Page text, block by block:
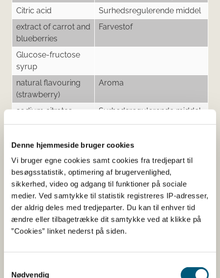
Denne hjemmeside bruger cookies
Vi bruger egne cookies samt cookies fra tredjepart til
besøgsstatistik, optimering af brugervenlighed,
sikkerhed, video og adgang til funktioner på sociale
medier. Ved samtykke til statistik registreres IP-adresser,
der aldrig deles med tredjeparter. Du kan til enhver tid
ændre eller tilbagetrække dit samtykke ved at klikke på
”Cookies” linket nederst på siden.
Nødvendig
Citric acid
Surhedsregulerende middel
extract of carrot and
blueberries
Farvestof
Glucose-fructose
syrup
natural flavouring
(strawberry)
Aroma
sodium citrates
Surhedsregulerende middel
Starch (corn)
Sugar
vegetable oil
(coconut, rapeseed)
Her kan du finde detaljerede
oplysninger om det kosttilskud,
du har søgt på